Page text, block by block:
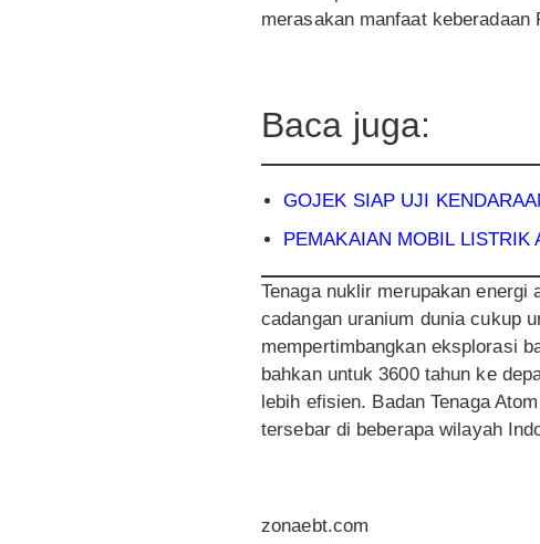
merasakan manfaat keberadaan
Baca juga:
GOJEK SIAP UJI
PEMAKAIAN MOBIL
Tenaga nuklir merupakan
cadangan uranium dunia cukup
mempertimbangkan eksplorasi
bahkan untuk 3600 tahun ke
lebih efisien. Badan Tenaga
tersebar di beberapa wilayah
zonaebt.com